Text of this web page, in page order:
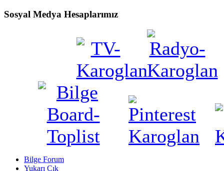
Sosyal Medya Hesaplarımız
Bilge Forum
Yukarı Çık